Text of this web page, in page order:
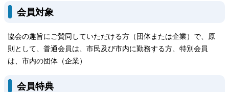
会員対象
協会の趣旨にご賛同していただける方（団体または企業）で、原
則として、普通会員は、市民及び市内に勤務する方、特別会員
は、市内の団体（企業）
会員特典